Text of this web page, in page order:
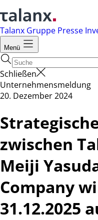
Talanx Gruppe Presse
Menü
Schließen
Unternehmensmeldung
20. Dezember 2024
zwischen
Meiji
Company
31.12.2025